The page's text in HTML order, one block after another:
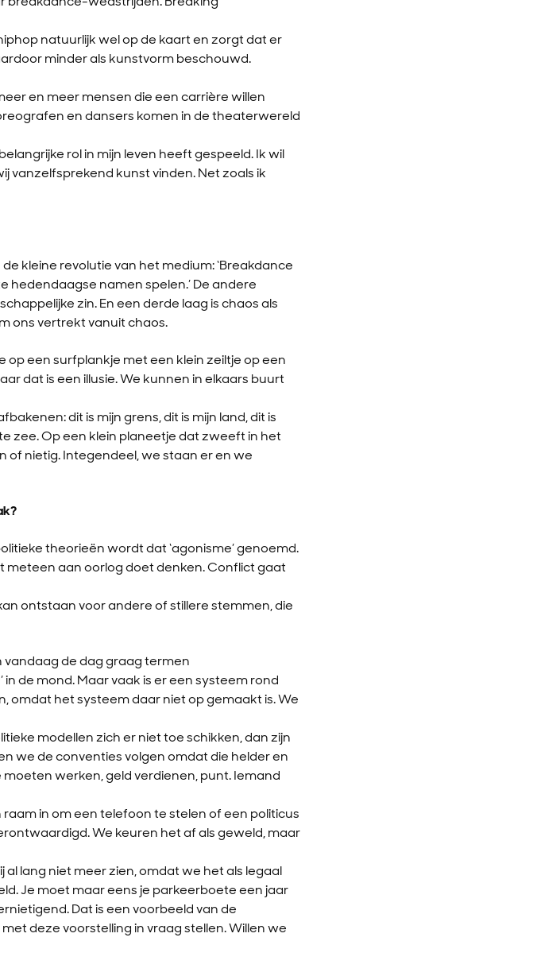
natuurlijk wel op de kaart en zorgt dat er
minder als kunstvorm beschouwd.
en meer mensen die een carrière willen
en dansers komen in de theaterwereld
rol in mijn leven heeft gespeeld. Ik wil
vanzelfsprekend kunst vinden. Net zoals ik
kleine revolutie van het medium: ‘Breakdance
namen spelen.’ De andere
zin. En een derde laag is chaos als
ons vertrekt vanuit chaos.
op een surfplankje met een klein zeiltje op een
dat is een illusie. We kunnen in elkaars buurt
dit is mijn grens, dit is mijn land, dit is
zee. Op een klein planeetje dat zweeft in het
of nietig. Integendeel, we staan er en we
theorieën wordt dat ‘agonisme’ genoemd.
meteen aan oorlog doet denken. Conflict gaat
ontstaan voor andere of stillere stemmen, die
vandaag de dag graag termen
in de mond. Maar vaak is er een systeem rond
het systeem daar niet op gemaakt is. We
modellen zich er niet toe schikken, dan zijn
we de conventies volgen omdat die helder en
werken, geld verdienen, punt. Iemand
in om een telefoon te stelen of een politicus
We keuren het af als geweld, maar
lang niet meer zien, omdat we het als legaal
Je moet maar eens je parkeerboete een jaar
Dat is een voorbeeld van de
deze voorstelling in vraag stellen. Willen we